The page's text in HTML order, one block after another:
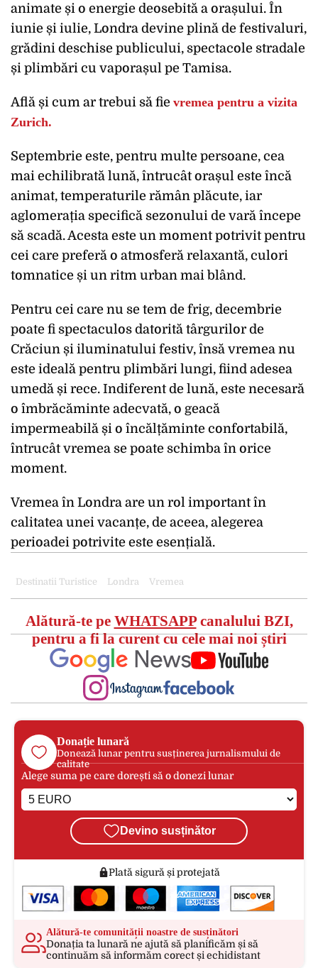
animate și o energie deosebită a orașului. În
iunie și iulie, Londra devine plină de festivaluri,
grădini deschise publicului, spectacole stradale
și plimbări cu vaporașul pe Tamisa.
Află și cum ar trebui să fie vremea pentru a vizita
Zurich.
Septembrie este, pentru multe persoane, cea
mai echilibrată lună, întrucât orașul este încă
animat, temperaturile rămân plăcute, iar
aglomerația specifică sezonului de vară începe
să scadă. Acesta este un moment potrivit pentru
cei care preferă o atmosferă relaxantă, culori
tomnatice și un ritm urban mai blând.
Pentru cei care nu se tem de frig, decembrie
poate fi spectaculos datorită târgurilor de
Crăciun și iluminatului festiv, însă vremea nu
este ideală pentru plimbări lungi, fiind adesea
umedă și rece. Indiferent de lună, este necesară
o îmbrăcăminte adecvată, o geacă
impermeabilă și o încălțăminte confortabilă,
întrucât vremea se poate schimba în orice
moment.
Vremea în Londra are un rol important în
calitatea unei vacanțe, de aceea, alegerea
perioadei potrivite este esențială.
Destinatii Turistice Londra Vremea
Alătură-te pe WHATSAPPcanalului BZI,
pentru a fi la curent cu cele mai noi știri
Donație lunară
Donează lunar pentru susținerea jurnalismului de
calitate
Alege suma pe care dorești să o donezi lunar
Devino susținător
Plată sigură și protejată
Alătură-te comunității noastre de susținători
Donația ta lunară ne ajută să planificăm și să
continuăm să informăm corect și echidistant